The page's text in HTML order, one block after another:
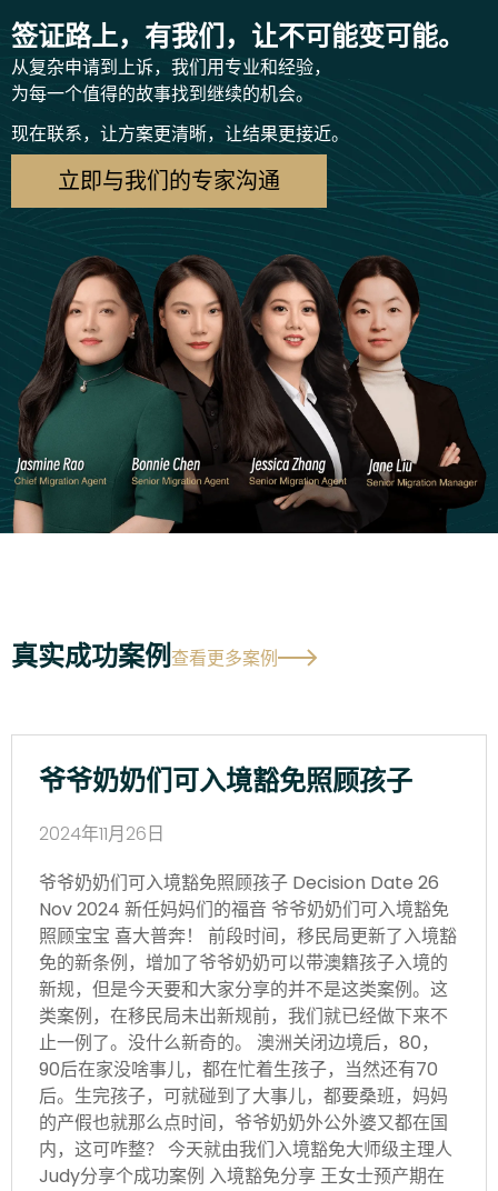
签证路上，有我们，让不可能变可能。
从复杂申请到上诉，我们用专业和经验，
为每一个值得的故事找到继续的机会。
现在联系，让方案更清晰，让结果更接近。
立即与我们的专家沟通
真实成功案例查看更多案例
爷爷奶奶们可入境豁免照顾孩子
2024年11月26日
爷爷奶奶们可入境豁免照顾孩子 Decision Date 26
Nov 2024 新任妈妈们的福音 爷爷奶奶们可入境豁免
照顾宝宝 喜大普奔！ 前段时间，移民局更新了入境豁
免的新条例，增加了爷爷奶奶可以带澳籍孩子入境的
新规，但是今天要和大家分享的并不是这类案例。这
类案例，在移民局未出新规前，我们就已经做下来不
止一例了。没什么新奇的。 澳洲关闭边境后，80，
90后在家没啥事儿，都在忙着生孩子，当然还有70
后。生完孩子，可就碰到了大事儿，都要桑班，妈妈
的产假也就那么点时间，爷爷奶奶外公外婆又都在国
内，这可咋整？ 今天就由我们入境豁免大师级主理人
Judy分享个成功案例 入境豁免分享 王女士预产期在